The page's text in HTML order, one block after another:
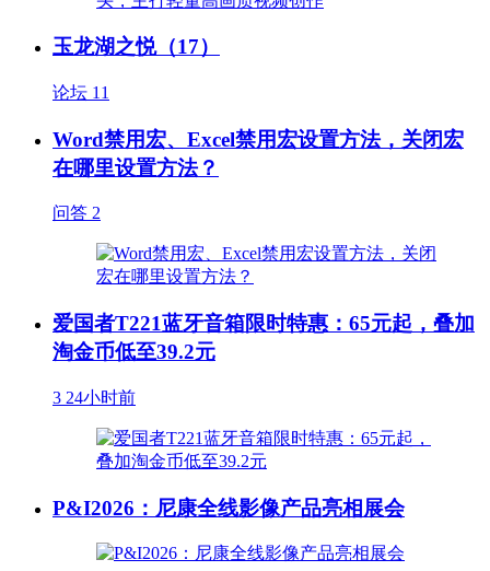
玉龙湖之悦（17）
论坛 11
Word禁用宏、Excel禁用宏设置方法，关闭宏
在哪里设置方法？
问答 2
爱国者T221蓝牙音箱限时特惠：65元起，叠加
淘金币低至39.2元
3 24小时前
P&I2026：尼康全线影像产品亮相展会